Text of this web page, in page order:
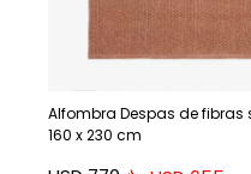
Alfombra Despas de
160 x 230 cm